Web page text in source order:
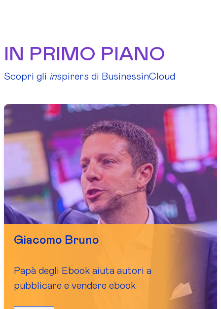
IN PRIMO PIANO
Scopri gli inspirers di BusinessinCloud
Giacomo Bruno
Papà degli Ebook aiuta autori a
pubblicare e vendere ebook